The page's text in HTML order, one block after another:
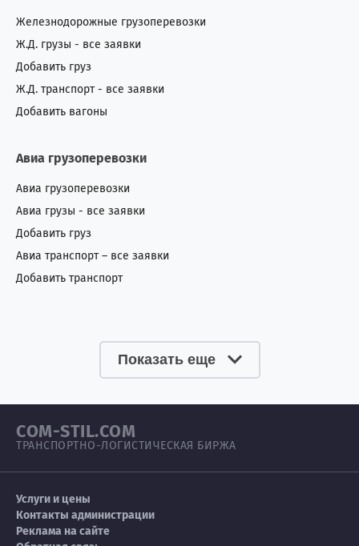
Железнодорожные грузоперевозки
Ж.Д. грузы - все заявки
Добавить груз
Ж.Д. транспорт - все заявки
Добавить вагоны
Авиа грузоперевозки
Авиа грузоперевозки
Авиа грузы - все заявки
Добавить груз
Авиа транспорт – все заявки
Добавить транспорт
Показать еще
COM-STIL.COM
ТРАНСПОРТНО-ЛОГИСТИЧЕСКАЯ БИРЖА
Услуги и цены
Контакты администрации
Реклама на сайте